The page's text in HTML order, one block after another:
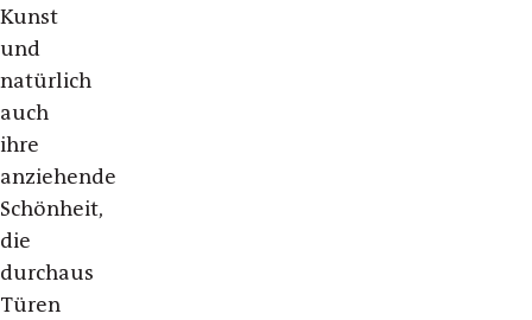
Kunst
und
natürlich
auch
ihre
anziehende
Schönheit,
die
durchaus
Türen